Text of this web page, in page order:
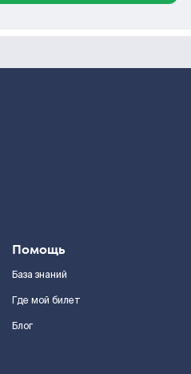
Помощь
База знаний
Где мой билет
Блог